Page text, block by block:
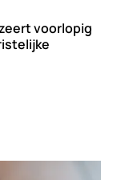
voorlopig